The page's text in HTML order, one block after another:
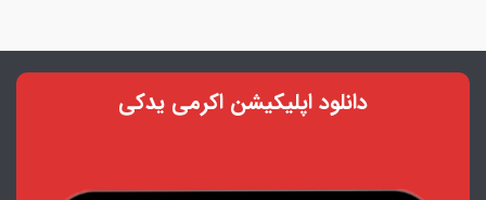
دانلود اپلیکیشن اکرمی یدکی